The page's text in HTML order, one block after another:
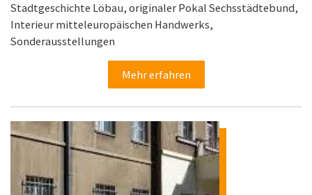
Stadtgeschichte Löbau, originaler Pokal Sechsstädtebund,
Interieur mitteleuropäischen Handwerks,
Sonderausstellungen
Mehr erfahren